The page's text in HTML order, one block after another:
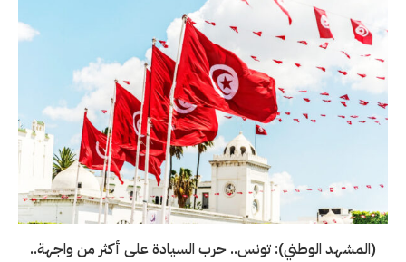
(المشهد الوطني): تونس.. حرب السيادة على أكثر من واجهة..